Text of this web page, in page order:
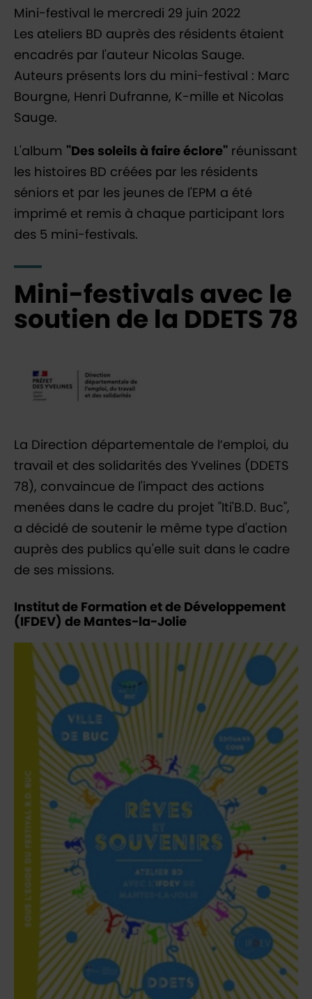
Mini-festival le mercredi 29 juin 2022
Les ateliers BD auprès des résidents étaient
encadrés par l'auteur Nicolas Sauge.
Auteurs présents lors du mini-festival : Marc
Bourgne, Henri Dufranne, K-mille et Nicolas
Sauge.
L'album "Des soleils à faire éclore" réunissant
les histoires BD créées par les résidents
séniors et par les jeunes de l'EPM a été
imprimé et remis à chaque participant lors
des 5 mini-festivals.
Mini-festivals avec le
soutien de la DDETS 78
La Direction départementale de l’emploi, du
travail et des solidarités des Yvelines (DDETS
78), convaincue de l'impact des actions
menées dans le cadre du projet "Iti'B.D. Buc",
a décidé de soutenir le même type d'action
auprès des publics qu'elle suit dans le cadre
de ses missions.
Institut de Formation et de Développement
(IFDEV) de Mantes-la-Jolie